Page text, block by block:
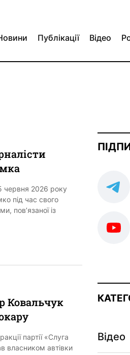
Публікації Відео
червня 2026 року
під час свого
пов’язаної із
Ковальчук
партії «Слуга
власником автівки
Відео